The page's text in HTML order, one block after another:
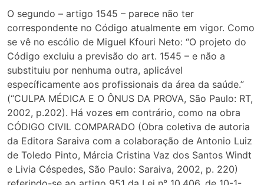
O segundo – artigo 1545 – parece não ter
correspondente no Código atualmente em vigor. Como
se vê no escólio de Miguel Kfouri Neto: “O projeto do
Código excluiu a previsão do art. 1545 – e não a
substituiu por nenhuma outra, aplicável
específicamente aos profissionais da área da saúde.”
(“CULPA MÉDICA E O ÔNUS DA PROVA, São Paulo: RT,
2002, p.202). Há vozes em contrário, como na obra
CÓDIGO CIVIL COMPARADO (Obra coletiva de autoria
da Editora Saraiva com a colaboração de Antonio Luiz
de Toledo Pinto, Márcia Cristina Vaz dos Santos Windt
e Livia Céspedes, São Paulo: Saraiva, 2002, p. 220)